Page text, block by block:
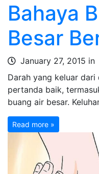
Bahaya
Besar
January 27, 2015 in
Darah yang keluar
pertanda baik,
buang air besar.
Read more »